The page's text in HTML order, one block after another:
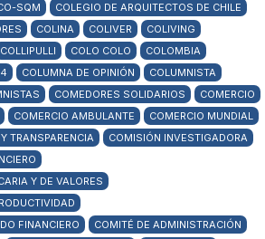
SQM
COLEGIO DE ARQUITECTOS DE CHILE
COLINA COLIVER
COLIVING
COLLIPULLI COLO COLO
COLOMBIA
COLUMNA DE OPINIÓN
COLUMNISTA
COMEDORES SOLIDARIOS
COMERCIO
COMERCIO AMBULANTE
COMERCIO MUNDIAL
TRANSPARENCIA
COMISIÓN INVESTIGADORA
Y DE VALORES
FINANCIERO
COMITÉ DE ADMINISTRACIÓN